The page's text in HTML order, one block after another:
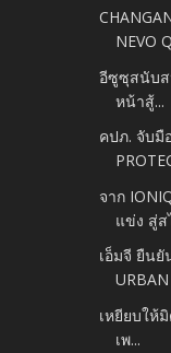
NEVO
อีซูซุสนับ
หน้าสู้...
คปภ. จับมื
จาก
แข่ง สู่ส
เอ็มจี ยืน
เหยียบให้
เพ...